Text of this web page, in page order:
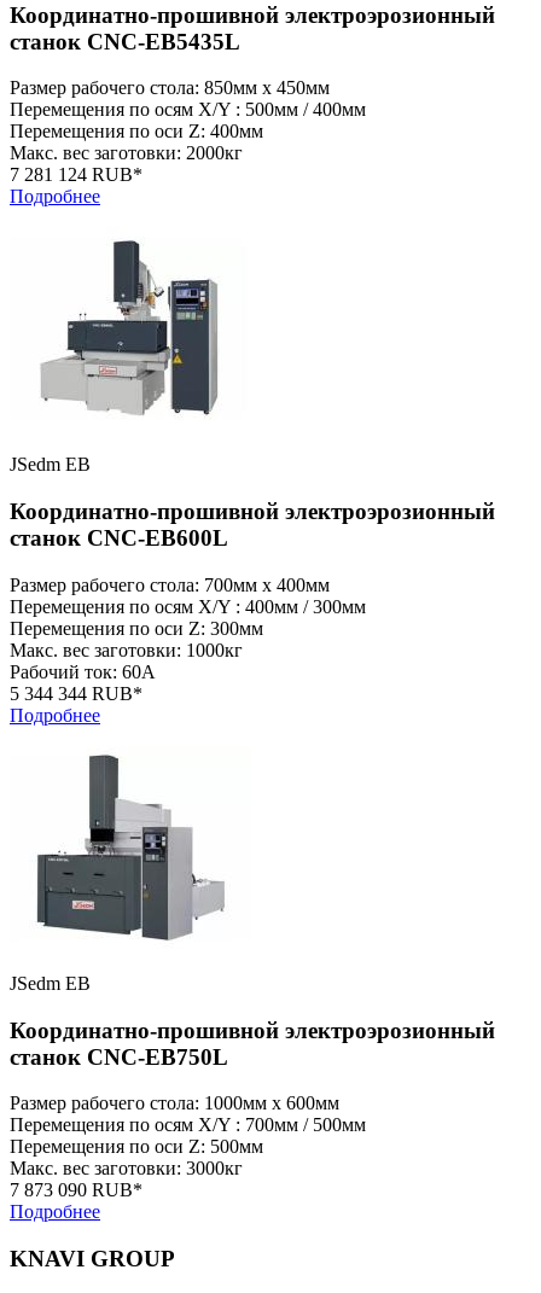
Координатно-прошивной электроэрозионный
станок CNC-EB5435L
Размер рабочего стола: 850мм x 450мм
Перемещения по осям X/Y : 500мм / 400мм
Перемещения по оси Z: 400мм
Макс. вес заготовки: 2000кг
7 281 124 RUB*
Подробнее
JSedm EB
Координатно-прошивной электроэрозионный
станок CNC-EB600L
Размер рабочего стола: 700мм x 400мм
Перемещения по осям X/Y : 400мм / 300мм
Перемещения по оси Z: 300мм
Макс. вес заготовки: 1000кг
Рабочий ток: 60А
5 344 344 RUB*
Подробнее
JSedm EB
Координатно-прошивной электроэрозионный
станок CNC-EB750L
Размер рабочего стола: 1000мм x 600мм
Перемещения по осям X/Y : 700мм / 500мм
Перемещения по оси Z: 500мм
Макс. вес заготовки: 3000кг
7 873 090 RUB*
Подробнее
KNAVI GROUP